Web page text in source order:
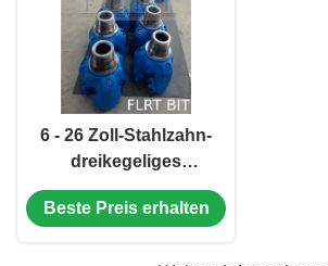
6 - 26 Zoll-Stahlzahn-
dreikegeliges
Stückchen/Rollen-
Gesteinsmeißel mit
Beste Preis erhalten